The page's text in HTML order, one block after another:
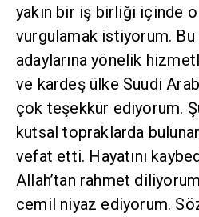
yakın bir iş birliği içinde
vurgulamak istiyorum. Bu
adaylarına yönelik
ve kardeş ülke Suudi
çok teşekkür ediyorum.
kutsal topraklarda
vefat etti. Hayatını
Allah’tan rahmet
cemil niyaz ediyorum.